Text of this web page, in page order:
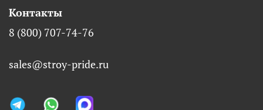
Контакты
8 (800) 707-74-76
sales@stroy-pride.ru